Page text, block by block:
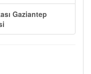
Gaziantep